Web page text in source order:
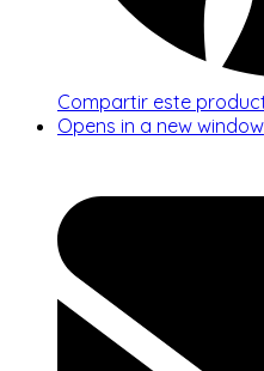
Compartir este
Opens in a new window